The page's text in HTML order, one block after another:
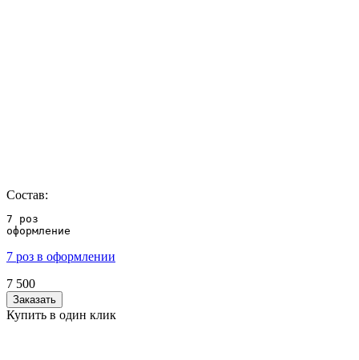
Состав:
7 роз
оформление
7 роз в оформлении
7 500
Заказать
Купить в один клик